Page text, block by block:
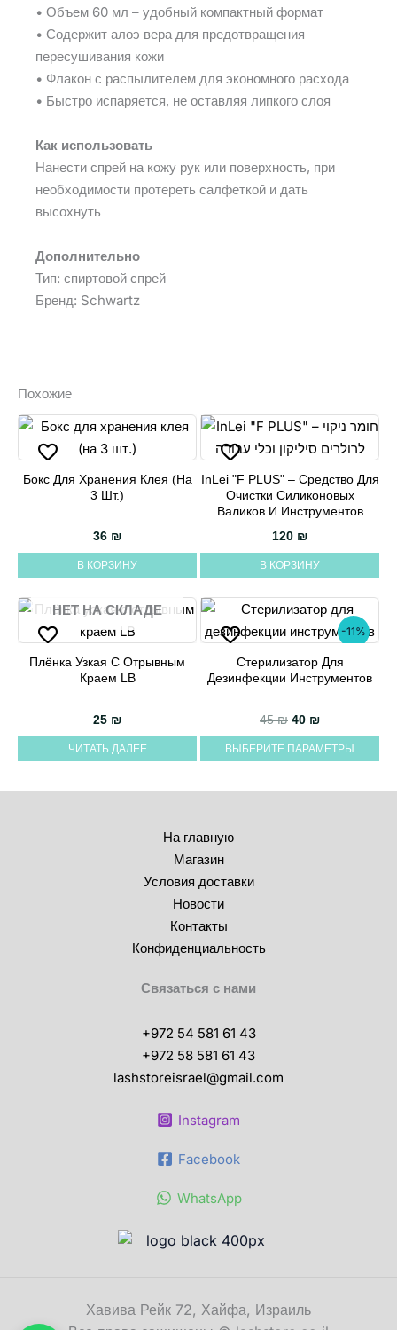
• Объем 60 мл – удобный компактный формат
• Содержит алоэ вера для предотвращения
пересушивания кожи
• Флакон с распылителем для экономного расхода
• Быстро испаряется, не оставляя липкого слоя
Как использовать
Нанести спрей на кожу рук или поверхность, при
необходимости протереть салфеткой и дать
высохнуть
Дополнительно
Тип: спиртовой спрей
Бренд: Schwartz
Похожие
Бокс Для Хранения Клея (на
3 Шт.)
36 ₪
В КОРЗИНУ
InLei "F PLUS" – Средство Для
Очистки Силиконовых
Валиков И Инструментов
120 ₪
В КОРЗИНУ
НЕТ НА СКЛАДЕ
Плёнка Узкая С Отрывным
Краем LB
25 ₪
ЧИТАТЬ ДАЛЕЕ
-11%
Стерилизатор Для
Дезинфекции Инструментов
45₪ 40 ₪Текущая
ВЫБЕРИТЕ ПАРАМЕТРЫ
товар
вариаций.
на
странице
товара.
На главную
Магазин
Условия доставки
Новости
Контакты
Конфиденциальность
Связаться с нами
+972 54 581 61 43
+972 58 581 61 43
lashstoreisrael@gmail.com
Instagram
Facebook
WhatsApp
Хавива Рейк 72, Хайфа, Израиль